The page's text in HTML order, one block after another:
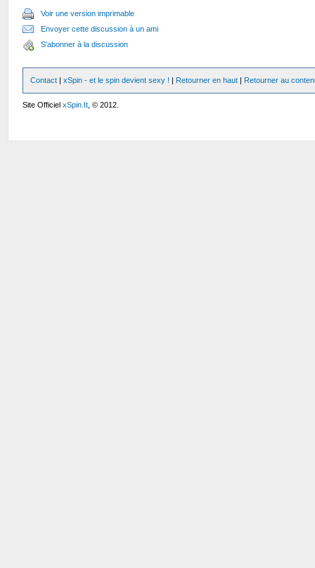
Voir une version imprimable
Envoyer cette discussion à un ami
S'abonner à la discussion
Contact |xSpin - et le spin devient sexy ! | Retourner en haut | Retourner au
Site OfficielxSpin.It , © 2012.